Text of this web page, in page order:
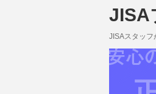
JISA
JISAスタッフ